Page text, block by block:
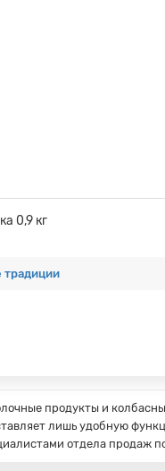
0,9 кг
традиции
продукты и
лишь удобную
отдела продаж